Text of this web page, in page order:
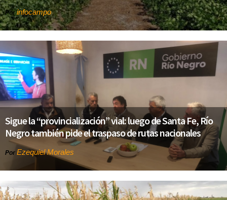
Porinfocampo
Sigue la “provincialización” vial: luego de Santa Fe, Río
Negro también pide el traspaso de rutas nacionales
Por Ezequiel Morales